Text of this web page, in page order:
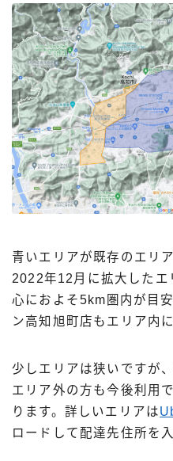
青いエリアが既存のエリ
2022年12月に拡大したエ
心におよそ5km圏内が目
ン高知旭町店もエリア内
少しエリアは狭いですが
エリア外の方も今後利用
ります。詳しいエリアは
ロードして配達先住所を